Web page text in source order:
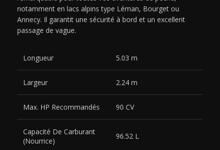
notamment en lacs alpins type Léman, Bourget ou
Annecy. Il garantit une sécurité à bord et un excellent
passage de vague.
Longueur 5.03 m
Largeur 2.24 m
Max. HP Recommandés 90 CV
Capacité De Carburant
(Nourrice)
96.52 L